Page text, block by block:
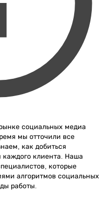
социальных медиа
мы отточили все
как добиться
каждого клиента. Наша
которые
алгоритмов социальных
работы.